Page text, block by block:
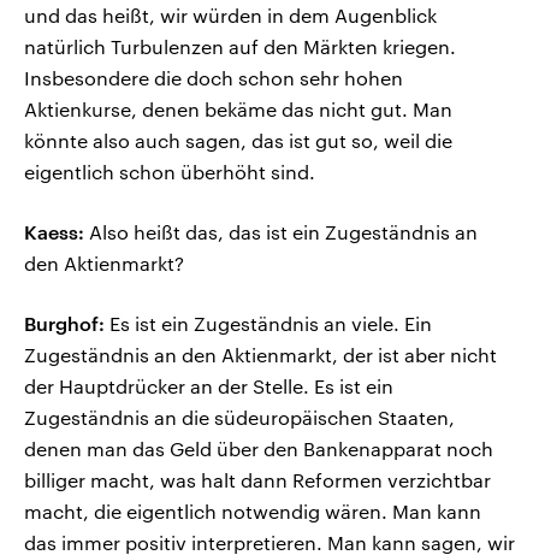
und das heißt, wir würden in dem Augenblick
natürlich Turbulenzen auf den Märkten kriegen.
Insbesondere die doch schon sehr hohen
Aktienkurse, denen bekäme das nicht gut. Man
könnte also auch sagen, das ist gut so, weil die
eigentlich schon überhöht sind.
Kaess: Also heißt das, das ist ein Zugeständnis an
den Aktienmarkt?
Burghof: Es ist ein Zugeständnis an viele. Ein
Zugeständnis an den Aktienmarkt, der ist aber nicht
der Hauptdrücker an der Stelle. Es ist ein
Zugeständnis an die südeuropäischen Staaten,
denen man das Geld über den Bankenapparat noch
billiger macht, was halt dann Reformen verzichtbar
macht, die eigentlich notwendig wären. Man kann
das immer positiv interpretieren. Man kann sagen, wir